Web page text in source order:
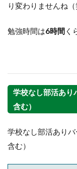
り変わりませんね（
勉強時間は6時間 く
学校なし部活あり
含む）
学校なし部活あり
含む）